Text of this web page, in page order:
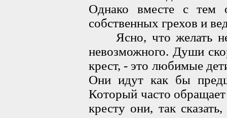
Однако вместе с
собственных грехов и
Ясно, что желать не
невозможного. Души
крест, - это любимые
Они идут как бы
Который часто
кресту они, так